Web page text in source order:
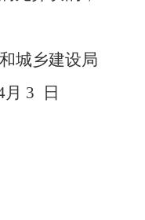
城乡建设局
月 3 日